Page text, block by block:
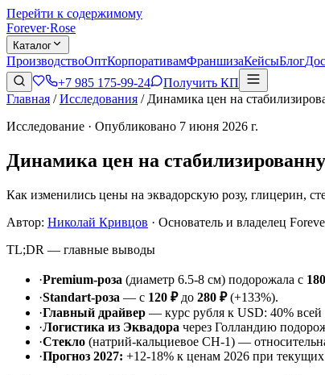
Перейти к содержимому
Forever·Rose
Каталог
ПроизводствоОптКорпоративамФраншизаКейсыБлог
+7 985 175-99-24
Получить КП
Главная / Исследования / Динамика цен на
Исследование · Опубликовано 7 июня 2026 г.
Динамика цен на
Как изменились цены на эквадорскую розу, глицерин,
Автор: Николай Кривцов · Основатель и владелец
TL;DR — главные выводы
·Premium-роза (диаметр 6.5-8 см) подорожала с
·Standart-роза — с 120 ₽до 280 ₽(+133%).
·Главный драйвер — курс рубля к USD: 40%
·Логистика из Эквадора через Голландию
·Стекло (натрий-кальциевое СН-1) —
·Прогноз 2027: +12-18% к ценам 2026 при